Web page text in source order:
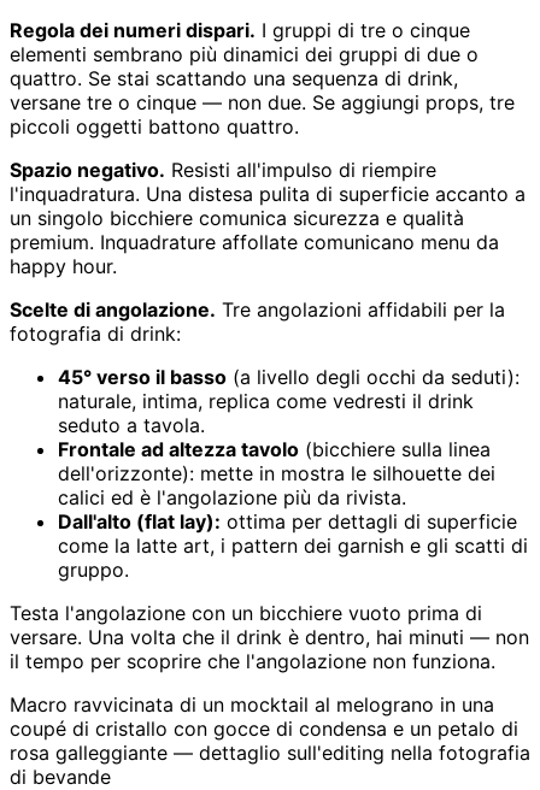
Regola dei numeri dispari. I gruppi di tre o cinque
elementi sembrano più dinamici dei gruppi di due o
quattro. Se stai scattando una sequenza di drink,
versane tre o cinque — non due. Se aggiungi props, tre
piccoli oggetti battono quattro.
Spazio negativo. Resisti all'impulso di riempire
l'inquadratura. Una distesa pulita di superficie accanto a
un singolo bicchiere comunica sicurezza e qualità
premium. Inquadrature affollate comunicano menu da
happy hour.
Scelte di angolazione. Tre angolazioni affidabili per la
fotografia di drink:
45° verso il basso (a livello degli occhi da seduti):
naturale, intima, replica come vedresti il drink
seduto a tavola.
Frontale ad altezza tavolo (bicchiere sulla linea
dell'orizzonte): mette in mostra le silhouette dei
calici ed è l'angolazione più da rivista.
Dall'alto (flat lay): ottima per dettagli di superficie
come la latte art, i pattern dei garnish e gli scatti di
gruppo.
Testa l'angolazione con un bicchiere vuoto prima di
versare. Una volta che il drink è dentro, hai minuti — non
il tempo per scoprire che l'angolazione non funziona.
Macro ravvicinata di un mocktail al melograno in una
coupé di cristallo con gocce di condensa e un petalo di
rosa galleggiante — dettaglio sull'editing nella fotografia
di bevande